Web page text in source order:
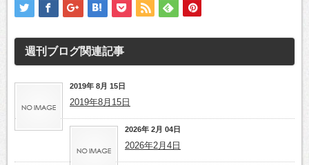
週刊ブログ関連記事
2019年 8月 15日
2019年8月15日
2026年 2月 04日
2026年2月4日